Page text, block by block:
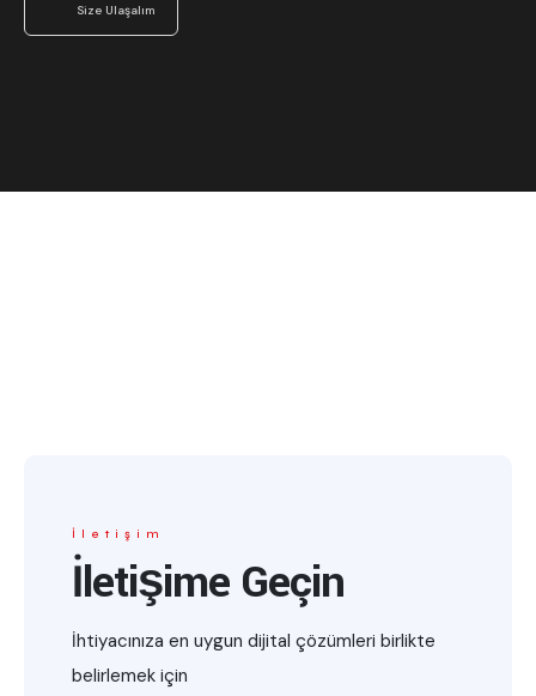
Size Ulaşalım
İletişim
İletişime Geçin
İhtiyacınıza en uygun dijital çözümleri birlikte
belirlemek için